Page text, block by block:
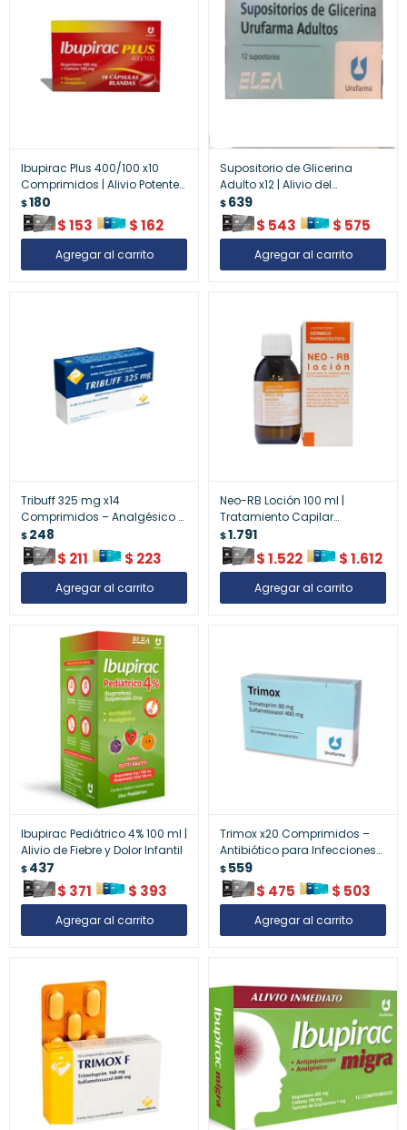
Ibupirac Plus 400/100 x10
Comprimidos | Alivio Potente
del Dolor y la Tensión
Muscular
$180
$153 $162
Supositorio de Glicerina
Adulto x12 | Alivio del
Estreñimiento de Forma
Suave
$639
$ 543 $ 575
Tribuff 325 mg x14
Comprimidos – Analgésico y
Antiinflamatorio
$248
$ 211 $ 223
Neo-RB Loción 100 ml |
Tratamiento Capilar
Fortalecedor
$1.791
$1.522 $1.612
Ibupirac Pediátrico 4% 100 ml |
Alivio de Fiebre y Dolor Infantil
$437
$ 371 $ 393
Trimox x20 Comprimidos –
Antibiótico para Infecciones
Bacterianas
$559
$ 475 $ 503